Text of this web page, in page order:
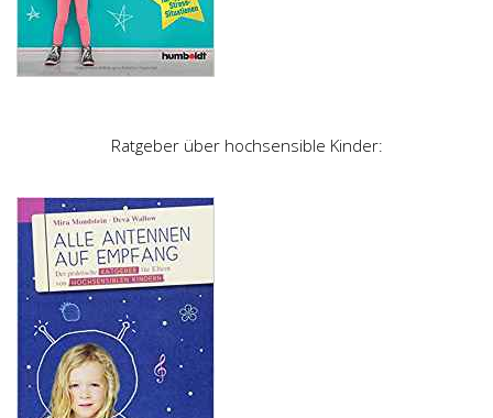
Ratgeber über hochsensible Kinder: